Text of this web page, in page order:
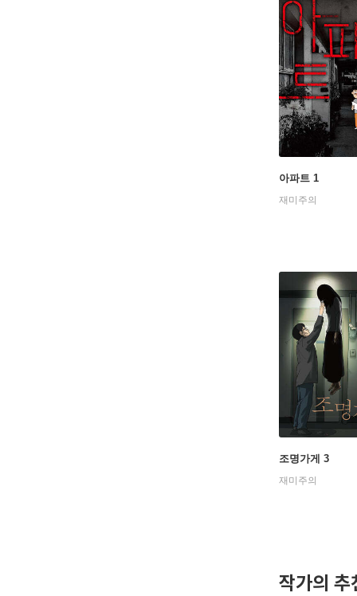
아파트 1
재미주의
조명가게 3
재미주의
작가의 추